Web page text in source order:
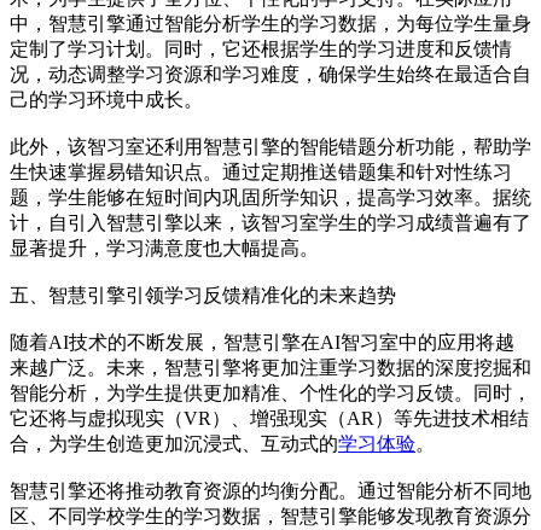
中，智慧引擎通过智能分析学生的学习数据，为每位学生量身
定制了学习计划。同时，它还根据学生的学习进度和反馈情
况，动态调整学习资源和学习难度，确保学生始终在最适合自
己的学习环境中成长。
此外，该智习室还利用智慧引擎的智能错题分析功能，帮助学
生快速掌握易错知识点。通过定期推送错题集和针对性练习
题，学生能够在短时间内巩固所学知识，提高学习效率。据统
计，自引入智慧引擎以来，该智习室学生的学习成绩普遍有了
显著提升，学习满意度也大幅提高。
五、智慧引擎引领学习反馈精准化的未来趋势
随着AI技术的不断发展，智慧引擎在AI智习室中的应用将越
来越广泛。未来，智慧引擎将更加注重学习数据的深度挖掘和
智能分析，为学生提供更加精准、个性化的学习反馈。同时，
它还将与虚拟现实（VR）、增强现实（AR）等先进技术相结
合，为学生创造更加沉浸式、互动式的学习体验。
智慧引擎还将推动教育资源的均衡分配。通过智能分析不同地
区、不同学校学生的学习数据，智慧引擎能够发现教育资源分